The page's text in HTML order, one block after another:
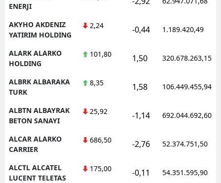
ENERJI
AKYHO AKDENIZ
YATIRIM HOLDING
2,24 -0,44 1.189.420,49
ALARK ALARKO
HOLDING
101,80 1,50 320.678.263,15
ALBRK ALBARAKA
TURK
8,35 1,58 106.449.455,94
ALBTN ALBAYRAK
BETON SANAYI
25,92 -1,14 692.044.692,60
ALCAR ALARKO
CARRIER
686,50 -2,76 52.374.751,50
ALCTL ALCATEL
LUCENT TELETAS
175,00 -0,11 54.351.595,90